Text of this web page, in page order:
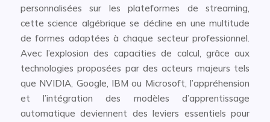
personnalisées sur les plateformes de streaming,
cette science algébrique se décline en une multitude
de formes adaptées à chaque secteur professionnel.
Avec l’explosion des capacities de calcul, grâce aux
technologies proposées par des acteurs majeurs tels
que NVIDIA, Google, IBM ou Microsoft, l’appréhension
et l’intégration des modèles d’apprentissage
automatique deviennent des leviers essentiels pour